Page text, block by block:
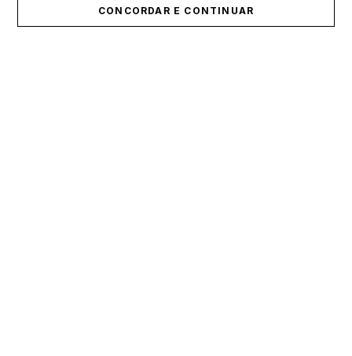
CONCORDAR E CONTINUAR